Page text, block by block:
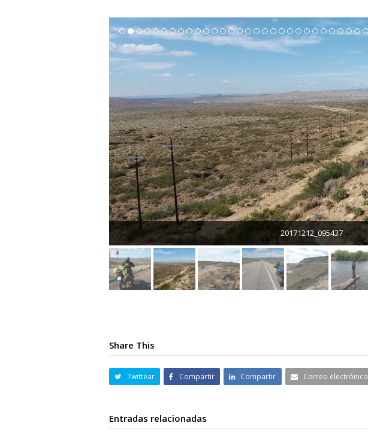
20171212_095437
Share This
Twittear Compartir Compartir Correo electrónico
Entradas relacionadas